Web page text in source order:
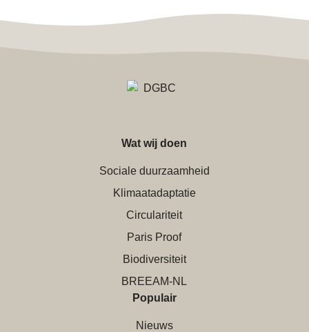
Wat wij doen
Sociale duurzaamheid
Klimaatadaptatie
Circulariteit
Paris Proof
Biodiversiteit
BREEAM-NL
Populair
Nieuws